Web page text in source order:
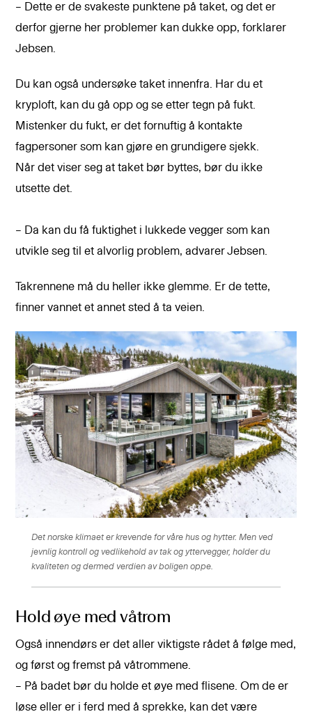
– Dette er de svakeste punktene på taket, og det er
derfor gjerne her problemer kan dukke opp, forklarer
Jebsen.
Du kan også undersøke taket innenfra. Har du et
kryploft, kan du gå opp og se etter tegn på fukt.
Mistenker du fukt, er det fornuftig å kontakte
fagpersoner som kan gjøre en grundigere sjekk.
Når det viser seg at taket bør byttes, bør du ikke
utsette det.
– Da kan du få fuktighet i lukkede vegger som kan
utvikle seg til et alvorlig problem, advarer Jebsen.
Takrennene må du heller ikke glemme. Er de tette,
finner vannet et annet sted å ta veien.
Det norske klimaet er krevende for våre hus og hytter. Men ved
jevnlig kontroll og vedlikehold av tak og yttervegger, holder du
kvaliteten og dermed verdien av boligen oppe.
Hold øye med våtrom
Også innendørs er det aller viktigste rådet å følge med,
og først og fremst på våtrommene.
– På badet bør du holde et øye med flisene. Om de er
løse eller er i ferd med å sprekke, kan det være